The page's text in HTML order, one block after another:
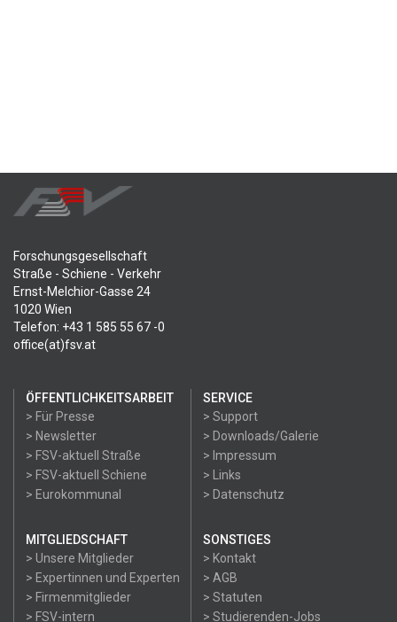
Forschungsgesellschaft
Straße - Schiene - Verkehr
Ernst-Melchior-Gasse 24
1020 Wien
Telefon: +43 1 585 55 67 -0
office(at)fsv.at
ÖFFENTLICHKEITSARBEIT
> Für Presse
> Newsletter
> FSV-aktuell Straße
> FSV-aktuell Schiene
> Eurokommunal
SERVICE
> Support
> Downloads/Galerie
> Impressum
> Links
> Datenschutz
MITGLIEDSCHAFT
> Unsere Mitglieder
> Expertinnen und Experten
> Firmenmitglieder
> FSV-intern
SONSTIGES
> Kontakt
> AGB
> Statuten
> Studierenden-Jobs